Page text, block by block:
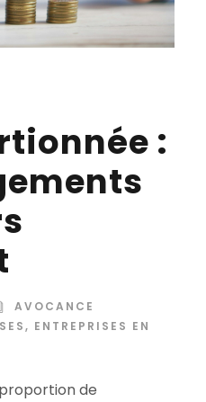
:
AVOCANCE
, ENTREPRISES EN
de